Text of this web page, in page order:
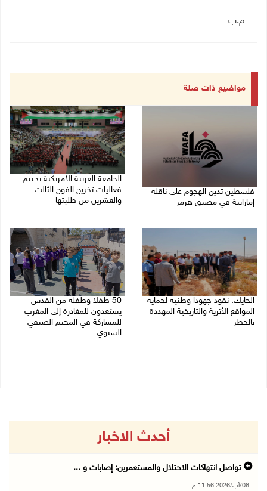
م.ب
مواضيع ذات صلة
فلسطين تدين الهجوم على ناقلة
إماراتية في مضيق هرمز
الجامعة العربية الأمريكية تختتم
فعاليات تخريج الفوج الثالث
والعشرين من طلبتها
الحايك: نقود جهودا وطنية لحماية
المواقع الأثرية والتاريخية المهددة
بالخطر
50 طفلا وطفلة من القدس
يستعدون للمغادرة إلى المغرب
للمشاركة في المخيم الصيفي
السنوي
أحدث الاخبار
تواصل انتهاكات الاحتلال والمستعمرين: إصابات و ...
08/آب/2026 11:56 م